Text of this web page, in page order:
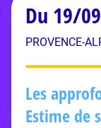
Du 19/
PROVENCE-
Les
Estime de